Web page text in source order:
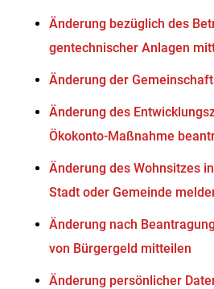
Änderung bezüglich des
gentechnischer Anlagen
Änderung der
Änderung des
Ökokonto-Maßnahme
Änderung des Wohnsitzes
Stadt oder Gemeinde
Änderung nach
von Bürgergeld mitteilen
Änderung persönlicher